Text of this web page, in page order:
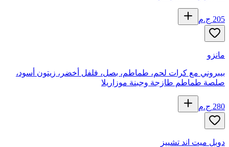
205 ج.م
مانزو
بيبروني مع كرات لحم، طماطم، بصل، فلفل أخضر، زيتون أسود،
صلصة طماطم طازجة وجبنة موزاريلا
280 ج.م
دوبل ميت اند تشييز